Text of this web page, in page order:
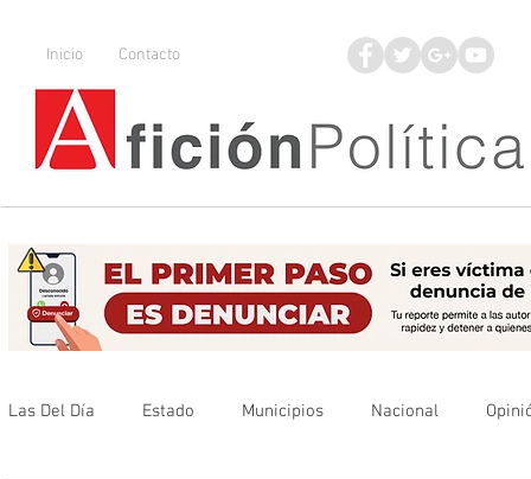
Inicio Contacto
Las Del Día Estado Municipios Nacional